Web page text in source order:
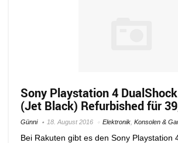
Sony Playstation 4
(Jet Black) Refurbished für
Günni 18. August 2016 Elektronik Konsolen &
Bei Rakuten gibt es den Sony Playstation